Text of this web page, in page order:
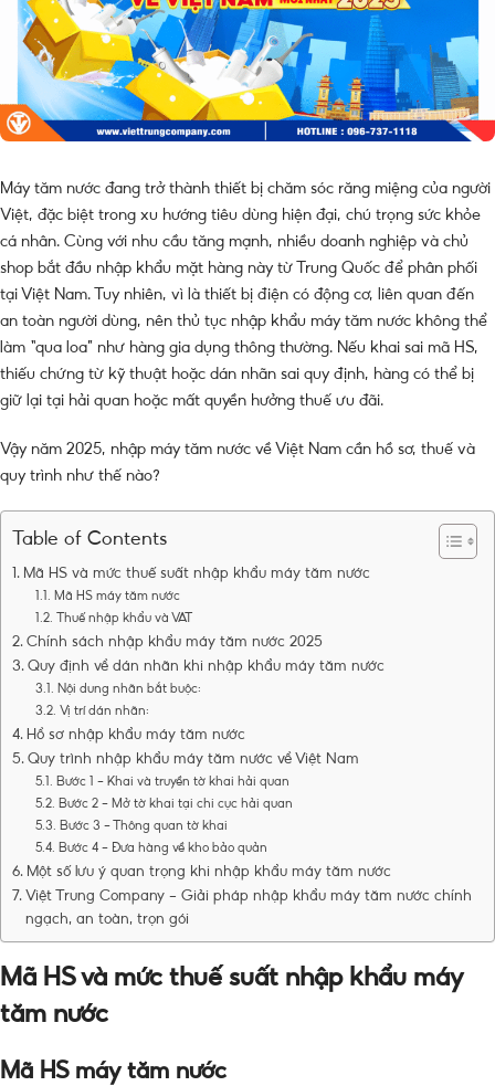
Máy tăm nước đang trở thành thiết bị chăm sóc răng miệng của người
Việt, đặc biệt trong xu hướng tiêu dùng hiện đại, chú trọng sức khỏe
cá nhân. Cùng với nhu cầu tăng mạnh, nhiều doanh nghiệp và chủ
shop bắt đầu nhập khẩu mặt hàng này từ Trung Quốc để phân phối
tại Việt Nam. Tuy nhiên, vì là thiết bị điện có động cơ, liên quan đến
an toàn người dùng, nên thủ tục nhập khẩu máy tăm nước không thể
làm “qua loa” như hàng gia dụng thông thường. Nếu khai sai mã HS,
thiếu chứng từ kỹ thuật hoặc dán nhãn sai quy định, hàng có thể bị
giữ lại tại hải quan hoặc mất quyền hưởng thuế ưu đãi.
Vậy năm 2025, nhập máy tăm nước về Việt Nam cần hồ sơ, thuế và
quy trình như thế nào?
Table of Contents
Mã HS và mức thuế suất nhập khẩu máy tăm nước
Mã HS máy tăm nước
Thuế nhập khẩu và VAT
Chính sách nhập khẩu máy tăm nước 2025
Quy định về dán nhãn khi nhập khẩu máy tăm nước
Nội dung nhãn bắt buộc:
Vị trí dán nhãn:
Hồ sơ nhập khẩu máy tăm nước
Quy trình nhập khẩu máy tăm nước về Việt Nam
Bước 1 – Khai và truyền tờ khai hải quan
Bước 2 – Mở tờ khai tại chi cục hải quan
Bước 3 – Thông quan tờ khai
Bước 4 – Đưa hàng về kho bảo quản
Một số lưu ý quan trọng khi nhập khẩu máy tăm nước
Việt Trung Company – Giải pháp nhập khẩu máy tăm nước chính
ngạch, an toàn, trọn gói
Mã HS và mức thuế suất nhập khẩu máy
tăm nước
Mã HS máy tăm nước